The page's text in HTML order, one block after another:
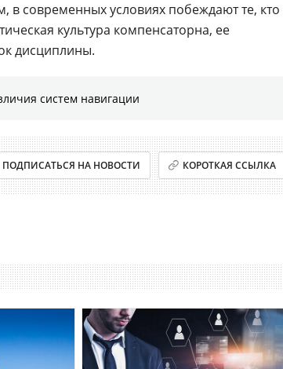
современных условиях побеждают те, кто
культура компенсаторна, ее
дисциплины.
систем навигации
ПОДПИСАТЬСЯ НА НОВОСТИ КОРОТКАЯ ССЫЛКА